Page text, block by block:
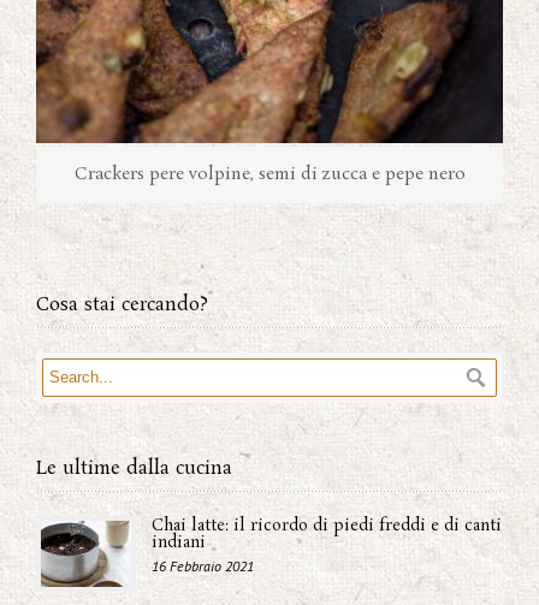
Crackers pere volpine, semi di zucca e pepe nero
Cosa stai cercando?
Le ultime dalla cucina
Chai latte: il ricordo di piedi freddi e di canti
indiani
16 Febbraio 2021